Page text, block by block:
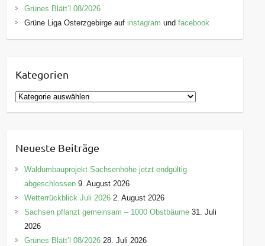
Grünes Blätt’l 08/2026
Grüne Liga Osterzgebirge auf instagram undfacebook
Kategorien
K
a
g
o
i
e
Neueste Beiträge
Waldumbauprojekt Sachsenhöhe jetzt endgültig
abgeschlossen 9. August 2026
Wetterrückblick Juli 2026 2. August 2026
Sachsen pflanzt gemeinsam – 1000 Obstbäume 31. Juli
2026
Grünes Blätt’l 08/2026 28. Juli 2026